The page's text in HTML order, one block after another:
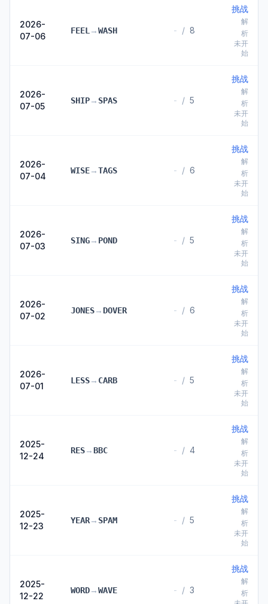
2026-
07-06
FEEL →WASH - / 8
挑战
解
析
未开
始
2026-
07-05
SHIP→ SPAS - / 5
挑战
解
析
未开
始
2026-
07-04
WISE→TAGS - / 6
挑战
解
析
未开
始
2026-
07-03
SING→ POND - / 5
挑战
解
析
未开
始
2026-
07-02
JONES→ DOVER - / 6
挑战
解
析
未开
始
2026-
07-01
LESS→ CARB - / 5
挑战
解
析
未开
始
2025-
12-24
RES→BBC - / 4
挑战
解
析
未开
始
2025-
12-23
YEAR→ SPAM - / 5
挑战
解
析
未开
始
2025-
12-22
WORD→WAVE - / 3
挑战
解
析